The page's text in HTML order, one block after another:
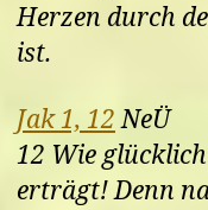
Herzen durch
ist.
Jak 1, 12NeÜ
12 Wie
erträgt! Denn